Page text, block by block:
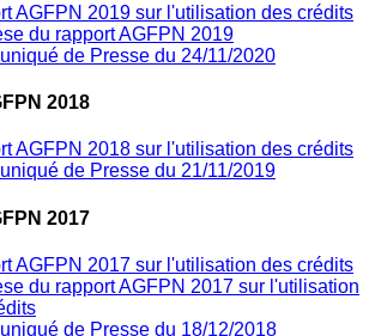
AGFPN 2019 sur l'utilisation des crédits
du rapport AGFPN 2019
de Presse du 24/11/2020
2018
AGFPN 2018 sur l'utilisation des crédits
de Presse du 21/11/2019
2017
AGFPN 2017 sur l'utilisation des crédits
du rapport AGFPN 2017 sur l'utilisation
de Presse du 18/12/2018